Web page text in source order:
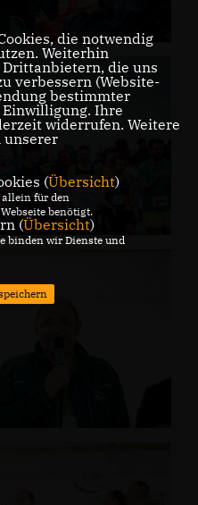
die notwendig
Weiterhin
die uns
verbessern (Website-
bestimmter
Ihre
widerrufen. Weitere
unserer
(Übersicht)
allein für den
benötigt.
(Übersicht)
binden wir Dienste und